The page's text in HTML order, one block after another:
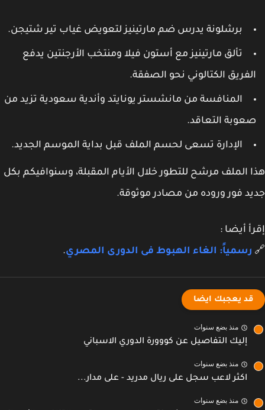
برشلونة يدرس ضم مارتينيز لتعويض غياب تير شتيجن.
تألق مارتينيز مع أستون فيلا ومنتخب الأرجنتين يدفع
الكتالوني نحو الصفقة.
المنافسة من مانشستر يونايتد وأندية سعودية تزيد من
التعاقد.
الإدارة تسعى لحسم الملف قبل بداية الموسم الجديد.
الملف مرشح للتطور خلال الأيام المقبلة، وسنوافيكم بكل
فور وروده من مصادر موثوقة.
أيضا :
رسمياً: الغاء الهبوط فى الدورى المصري.
قد يعجبك ايضا
منذ بضع سنوات
إليك التفاصيل عن كووورة الدوري الاسباني
منذ بضع سنوات
اكثر لاعب سجل على ريال مدريد - على مدار...
منذ بضع سنوات